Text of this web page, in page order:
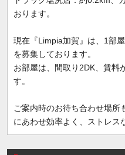
おります。
現在『Limpia加賀』は、1部
を募集しております。
お部屋は、間取り2DK、賃料
す。
ご案内時のお待ち合わせ場所
にあわせ効率よく、ストレス